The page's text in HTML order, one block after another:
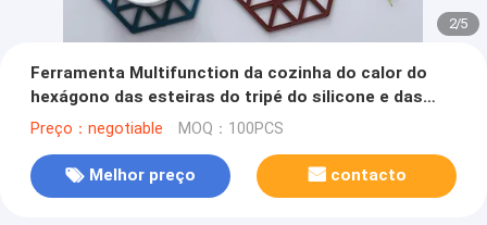
2/5
Ferramenta Multifunction da cozinha do calor do
hexágono das esteiras do tripé do silicone e das
almofadas quentes para esteiras da bacia
Preço：negotiable MOQ：100PCS
Melhor preço contacto